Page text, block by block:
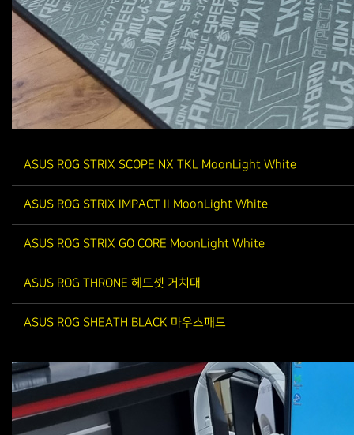
ASUS ROG STRIX SCOPE NX TKL MoonLight White
ASUS ROG STRIX IMPACT II MoonLight White
ASUS ROG STRIX GO CORE MoonLight White
ASUS ROG THRONE 헤드셋 거치대
ASUS ROG SHEATH BLACK 마우스패드